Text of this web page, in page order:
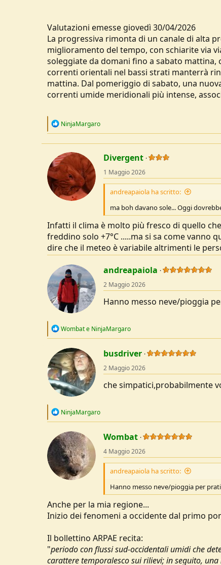
Valutazioni emesse giovedì 30/04/2026
La progressiva rimonta di un canale di alta
miglioramento del tempo, con schiarite via
soleggiate da domani fino a sabato
correnti orientali nel bassi strati manterrà
mattina. Dal pomeriggio di sabato, una
correnti umide meridionali più intense,
R
t
i
n
s
:
NinjaMargaro
Divergent
1 Maggio 2026
andreapaiola ha scritto:
ma boh davano sole... Oggi
Infatti il clima è molto più fresco di quello
freddino solo +7°C .....ma si sa come vanno
dire che il meteo è variabile altrimenti le
andreapaiola
2 Maggio 2026
Hanno messo neve/pioggia
R
c
t
i
o
n
s
Wombate NinjaMargaro
busdriver
2 Maggio 2026
che simpatici,probabilmente
R
c
t
i
o
n
s
NinjaMargaro
Wombat
4 Maggio 2026
andreapaiola ha scritto:
Hanno messo neve/pioggia per
Anche per la mia regione...
Inizio dei fenomeni a occidente dal primo
Il bollettino ARPAE recita:
"periodo con flussi sud-occidentali umidi che
carattere temporalesco sui rilievi; in seguito,